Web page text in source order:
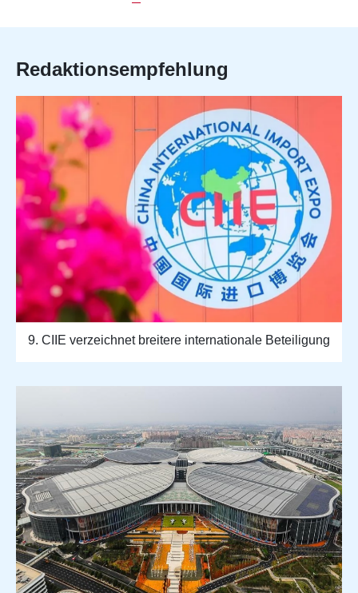
Redaktionsempfehlung
9. CIIE verzeichnet breitere internationale Beteiligung